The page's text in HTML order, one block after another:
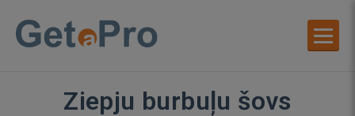
Ziepju burbuļu šovs